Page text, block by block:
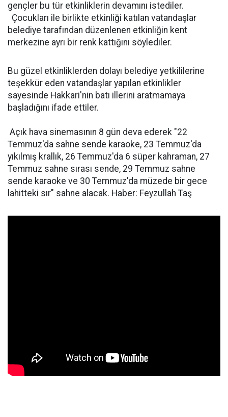
gençler bu tür etkinliklerin devamını istediler.
Çocukları ile birlikte etkinliği katılan vatandaşlar
belediye tarafından düzenlenen etkinliğin kent
merkezine ayrı bir renk kattığını söylediler.
Bu güzel etkinliklerden dolayı belediye yetkililerine
teşekkür eden vatandaşlar yapılan etkinlikler
sayesinde Hakkari'nin batı illerini aratmamaya
başladığını ifade ettiler.
Açık hava sinemasının 8 gün deva ederek "22
Temmuz'da sahne sende karaoke, 23 Temmuz'da
yıkılmış krallık, 26 Temmuz'da 6 süper kahraman, 27
Temmuz sahne sırası sende, 29 Temmuz sahne
sende karaoke ve 30 Temmuz'da müzede bir gece
lahitteki sır" sahne alacak. Haber: Feyzullah Taş